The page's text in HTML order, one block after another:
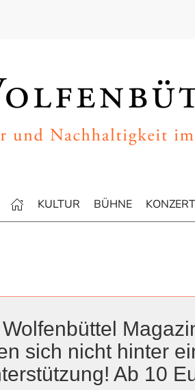
KULTUR BÜHNE KONZERT
Titel
sich nicht hinter
Ab 10